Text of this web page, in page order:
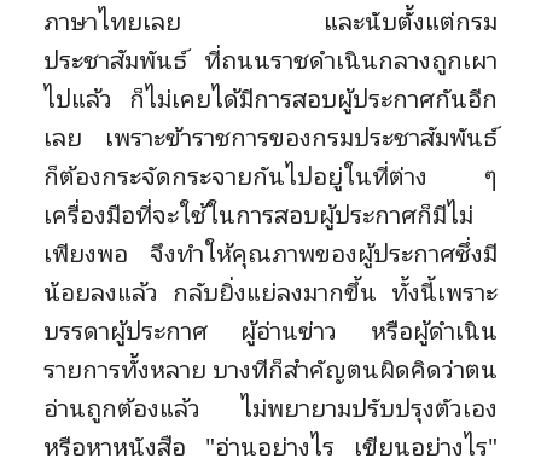
ภาษาไทยเลย และนับตั้งแต่กรม
ประชาสัมพันธ์ ที่ถนนราชดำเนินกลางถูกเผา
ไปแล้ว ก็ไม่เคยได้มีการสอบผู้ประกาศกันอีก
เลย เพราะข้าราชการของกรมประชาสัมพันธ์
ก็ต้องกระจัดกระจายกันไปอยู่ในที่ต่าง ๆ
เครื่องมือที่จะใช้ในการสอบผู้ประกาศก็มีไม่
เพียงพอ จึงทำให้คุณภาพของผู้ประกาศซึ่งมี
น้อยลงแล้ว กลับยิ่งแย่ลงมากขึ้น ทั้งนี้เพราะ
บรรดาผู้ประกาศ ผู้อ่านข่าว หรือผู้ดำเนิน
รายการทั้งหลาย บางทีก็สำคัญตนผิดคิดว่าตน
อ่านถูกต้องแล้ว ไม่พยายามปรับปรุงตัวเอง
หรือหาหนังสือ "อ่านอย่างไร เขียนอย่างไร"